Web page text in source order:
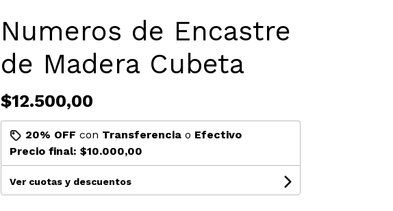
Numeros de Encastre
de Madera Cubeta
$12.500,00
20% OFF con Transferenciao Efectivo
Precio final: $10.000,00
Ver cuotas y descuentos